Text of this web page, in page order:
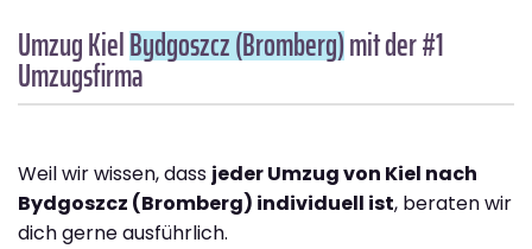
Umzug KielBydgoszcz (Bromberg)mit der #1
Umzugsfirma
Weil wir wissen, dass jeder Umzug von Kiel nach
Bydgoszcz (Bromberg) individuell ist, beraten wir
dich gerne ausführlich.